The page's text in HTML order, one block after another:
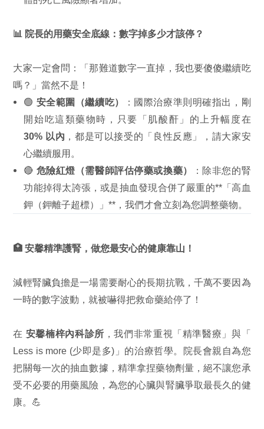
📊 院長的用藥安全底線：數字掉多少才該停？
大家一定會問：「那難道數字一直掉，我也要傻傻繼續吃
嗎？」當然不是！
🟢 安全範圍（繼續吃）
：國際治療準則明確指出，剛
開始吃這類藥物時，只要「肌酸酐」的上升幅度在
30% 以內 ，都是可以接受的「良性反應」，請大家安
心繼續服用。
🔴 危險紅燈（需醫師評估停藥或換藥）
：除非您的腎
功能掉得太誇張，或是抽血發現合併了嚴重的**「高血
鉀（鉀離子超標）」**，我們才會立刻為您調整藥物。
🏥 安馨精準護腎，做您最安心的健康靠山！
減輕腎臟負擔是一場需要耐心的長期抗戰，千萬不要因為
一時的數字波動，就被嚇得把救命藥給停了！
在 安馨楠梓內科診所 ，我們非常重視「精準醫療」與「
Less is more (少即是多)」的治療哲學。院長會親自為您
把關每一次的抽血數據，精準拿捏藥物劑量，絕不讓您承
受不必要的用藥風險，為您的心臟與腎臟爭取最長久的健
康。💪